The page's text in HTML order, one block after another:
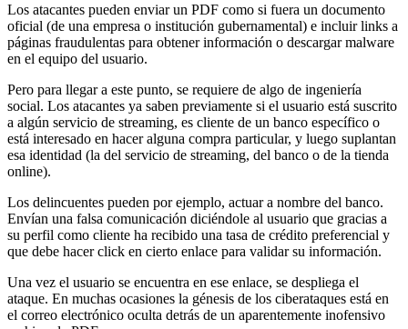
Los atacantes pueden enviar un PDF como si fuera un documento
oficial (de una empresa o institución gubernamental) e incluir links a
páginas fraudulentas para obtener información o descargar malware
en el equipo del usuario.
Pero para llegar a este punto, se requiere de algo de ingeniería
social. Los atacantes ya saben previamente si el usuario está suscrito
a algún servicio de streaming, es cliente de un banco específico o
está interesado en hacer alguna compra particular, y luego suplantan
esa identidad (la del servicio de streaming, del banco o de la tienda
online).
Los delincuentes pueden por ejemplo, actuar a nombre del banco.
Envían una falsa comunicación diciéndole al usuario que gracias a
su perfil como cliente ha recibido una tasa de crédito preferencial y
que debe hacer click en cierto enlace para validar su información.
Una vez el usuario se encuentra en ese enlace, se despliega el
ataque. En muchas ocasiones la génesis de los ciberataques está en
el correo electrónico oculta detrás de un aparentemente inofensivo